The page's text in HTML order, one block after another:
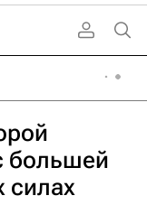
большей
силах